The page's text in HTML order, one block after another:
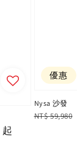
起
優惠
Nysa 沙發
Regular
NT$ 59,980